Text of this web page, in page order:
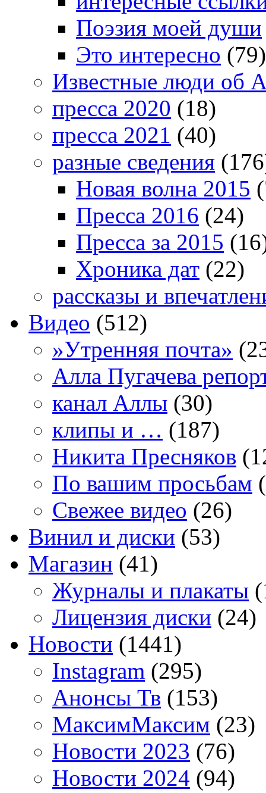
Поэзия моей души
Это интересно (79)
Известные люди об
пресса 2020 (18)
пресса 2021 (40)
разные сведения
Новая волна 2015
Пресса 2016 (24)
Пресса за 2015
Хроника дат (22)
рассказы и
Видео (512)
»Утренняя почта»
Алла Пугачева
канал Аллы (30)
клипы и … (187)
Никита Пресняков
По вашим просьбам
Свежее видео (26)
Винил и диски (53)
Магазин (41)
Журналы и плакаты
Лицензия диски (24)
Новости (1441)
Instagram (295)
Анонсы Тв (153)
МаксимМаксим (23)
Новости 2023 (76)
Новости 2024 (94)